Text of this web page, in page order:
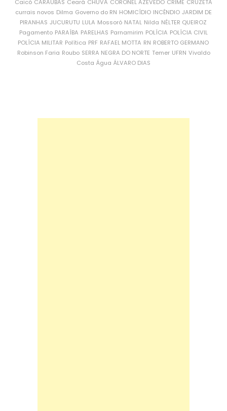
Caicó CARAÚBAS Ceará CHUVA CORONEL AZEVEDO CRIME CRUZETA
currais novos Dilma Governo do RN HOMICÍDIO INCÊNDIO JARDIM DE
PIRANHAS JUCURUTU LULA Mossoró NATAL Nilda NÉLTER QUEIROZ
Pagamento PARAÍBA PARELHAS Parnamirim POLÍCIA POLÍCIA CIVIL
POLÍCIA MILITAR Política PRF RAFAEL MOTTA RN ROBERTO GERMANO
Robinson Faria Roubo SERRA NEGRA DO NORTE Temer UFRN Vivaldo
Costa Água ÁLVARO DIAS